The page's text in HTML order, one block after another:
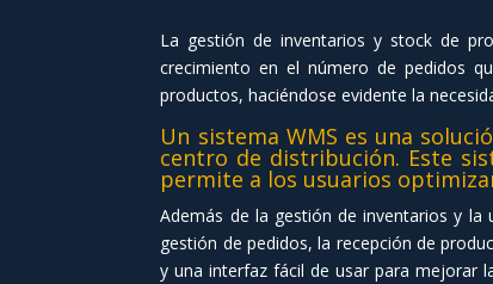
La gestión de inventarios y stock de
crecimiento en el número de pedidos
productos, haciéndose evidente la
Un sistema WMS es una
centro de distribución. Este
permite a los usuarios
Además de la gestión de inventarios y
gestión de pedidos, la recepción de
y una interfaz fácil de usar para mejorar